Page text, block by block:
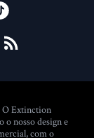
O Extinction
nosso design e
com o